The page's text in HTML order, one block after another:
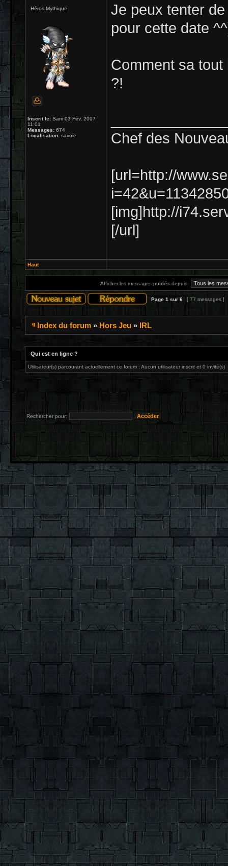
Héros Mythique
Inscrit le: Sam 03 Fév, 2007
11:01
Messages: 674
Localisation: savoie
Je peux tenter
pour cette date
Comment sa
?!
Chef des
[url=http://
[img]http://
[/url]
Haut
Afficher les messages publiés depuis:
Page 1 sur 6 [ 77 messages ]
Index du forum » Hors Jeu » IRL
Qui est en ligne ?
Utilisateur(s) parcourant actuellement ce forum : Aucun utilisateur inscrit et 0 invité(s)
Rechercher pour: